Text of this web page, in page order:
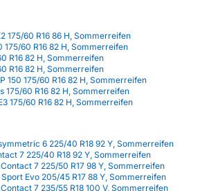
175/60 R16 86 H, Sommerreifen
175/60 R16 82 H, Sommerreifen
R16 82 H, Sommerreifen
R16 82 H, Sommerreifen
150 175/60 R16 82 H, Sommerreifen
175/60 R16 82 H, Sommerreifen
175/60 R16 82 H, Sommerreifen
6 225/40 R18 92 Y, Sommerreifen
7 225/40 R18 92 Y, Sommerreifen
7 225/50 R17 98 Y, Sommerreifen
Evo 205/45 R17 88 Y, Sommerreifen
7 235/55 R18 100 V, Sommerreifen